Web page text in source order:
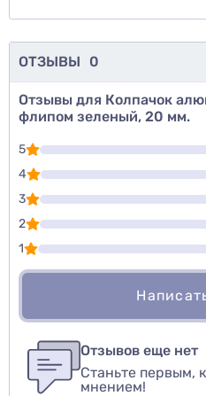
ОТЗЫВЫ 0
Отзывы для Колпачок
флипом зеленый, 20 мм.
5
4
3
2
1
авторизуйтесь иливойдите
Оценить товар
Отзывов еще нет
Станьте первым,
мнением!